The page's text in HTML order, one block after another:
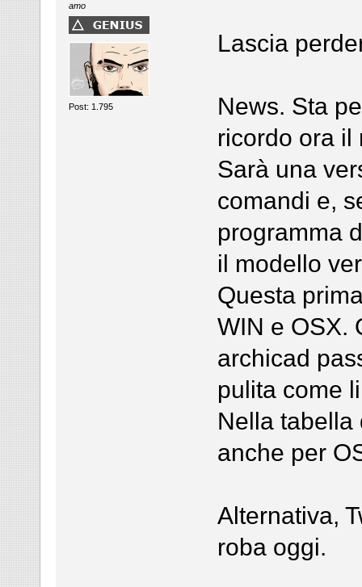
amo
Post: 1.795
Lascia
News. Sta
ricordo ora il
Sarà una
comandi e,
programma
il modello
Questa
WIN e OSX.
archicad
pulita come
Nella tabella
anche per
Alternativa,
roba oggi.